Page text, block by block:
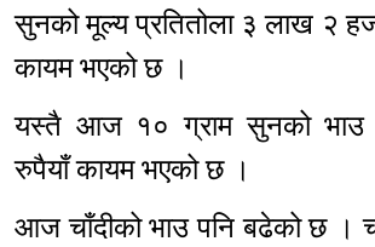
सुनको मूल्य प्रतितोला ३ लाख २
कायम भएको छ ।
यस्तै आज १० ग्राम सुनको भाउ
रुपैयाँ कायम भएको छ ।
आज चाँदीको भाउ पनि बढेको छ ।